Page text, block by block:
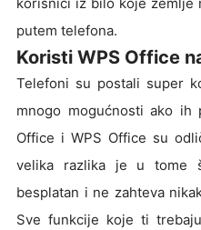
korisnici iz bilo koje zemlje
putem telefona.
Koristi WPS Office
Telefoni su postali super
mnogo mogućnosti ako ih
Office i WPS Office su
velika razlika je u tome
besplatan i ne zahteva
Sve funkcije koje ti